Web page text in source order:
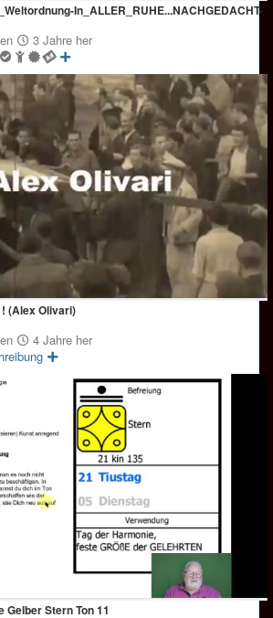
In_ALLER_RUHE...NACHGEDACHT-
3 Jahre her
(Alex Olivari)
4 Jahre her
Gelber Stern Ton 11